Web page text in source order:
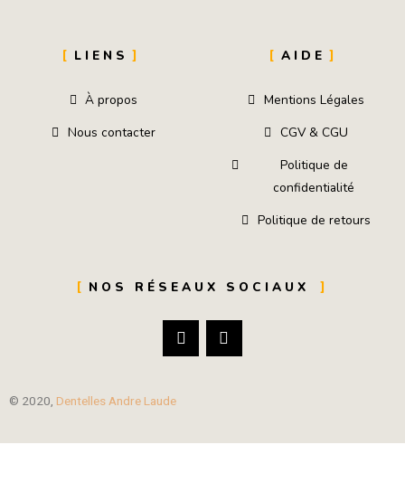
LIENS
À propos
Nous contacter
AIDE
Mentions Légales
CGV & CGU
Politique de
confidentialité
Politique de retours
NOS RÉSEAUX SOCIAUX
© 2020, Dentelles Andre Laude